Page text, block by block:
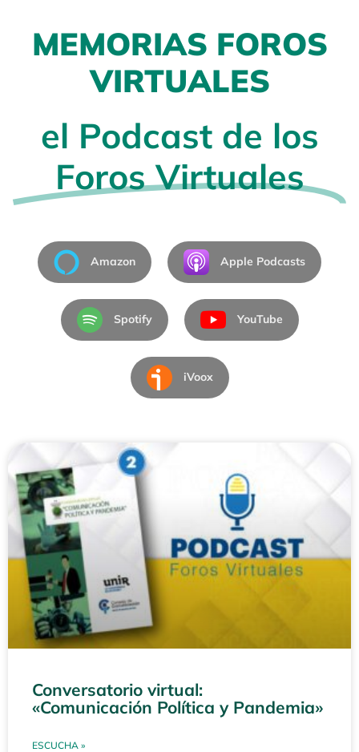
MEMORIAS FOROS
VIRTUALES
el Podcast de los
Foros Virtuales
Amazon Apple Podcasts
Spotify YouTube
iVoox
Conversatorio virtual:
«Comunicación Política y Pandemia»
ESCUCHA »